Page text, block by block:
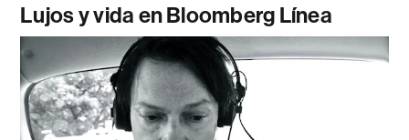
Lujos y vida en Bloomberg Línea